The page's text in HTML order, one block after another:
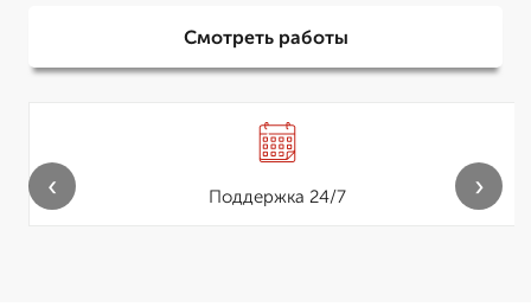
Смотреть работы
Поддержка 24/7
‹ ›